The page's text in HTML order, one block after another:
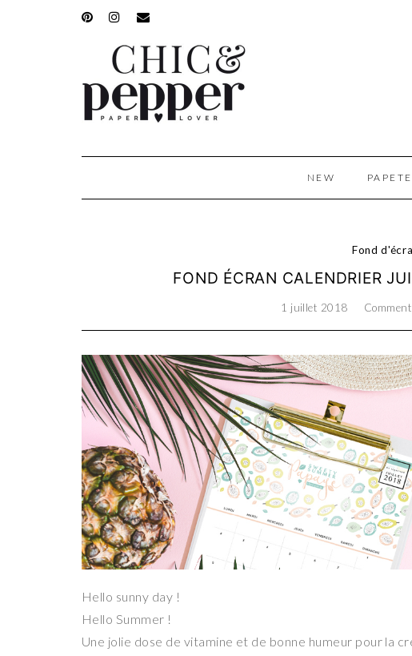
NEW
Fond
FOND ÉCRAN CALENDRIER
1 juillet 2018
Hello sunny day !
Hello Summer !
Une jolie dose de vitamine et de bonne humeur pour la